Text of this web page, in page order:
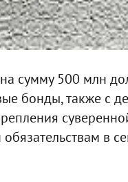
сумму 500 млн
бонды, также с
в